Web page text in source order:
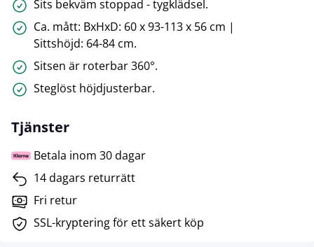
Sits bekväm stoppad - tygklädsel.
Ca. mått: BxHxD: 60 x 93-113 x 56 cm |
Sittshöjd: 64-84 cm.
Sitsen är roterbar 360°.
Steglöst höjdjusterbar.
Tjänster
Betala inom 30 dagar
14 dagars returrätt
Fri retur
SSL-kryptering för ett säkert köp